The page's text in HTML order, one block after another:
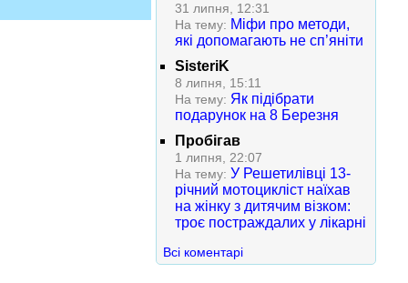
31 липня, 12:31
На тему: Міфи про методи,
які допомагають не сп’яніти
SisteriK
8 липня, 15:11
На тему: Як підібрати
подарунок на 8 Березня
Пробігав
1 липня, 22:07
На тему: У Решетилівці 13-
річний мотоцикліст наїхав
на жінку з дитячим візком:
троє постраждалих у лікарні
Всі коментарі